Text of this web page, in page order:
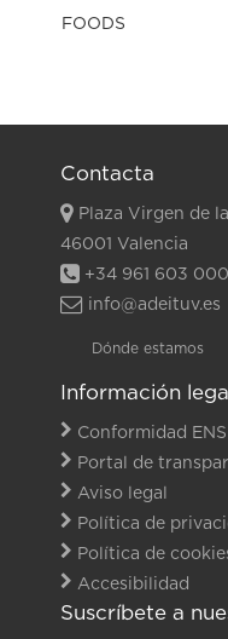
Contacta
Plaza Virgen de
46001 Valencia
+34 961 603 000
info@adeituv.es
Dónde estamos
Información legal
Conformidad ENS
Portal de
Aviso legal
Política de
Política de
Accesibilidad
Suscríbete a